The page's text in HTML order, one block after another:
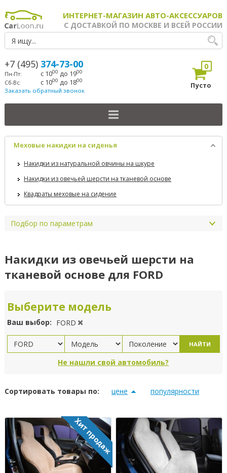
ИНТЕРНЕТ-МАГАЗИН АВТО-АКСЕССУАРОВ
С ДОСТАВКОЙ ПО МОСКВЕ И ВСЕЙ РОССИИ
+7 (495) 374-73-00
Пн-Пт: с 1000 до 1900
Сб-Вс: с 1000 до 1800
Заказать обратный звонок
0
Пусто
Меховые накидки на сиденья
Накидки из натуральной овчины на шкуре
Накидки из овечьей шерсти на тканевой основе
Квадраты меховые на сидение
Подбор по параметрам
Накидки из овечьей шерсти на
тканевой основе для FORD
Выберите модель
Ваш выбор: FORD
НАЙТИ
Не нашли свой автомобиль?
Сортировать товары по: цене популярности